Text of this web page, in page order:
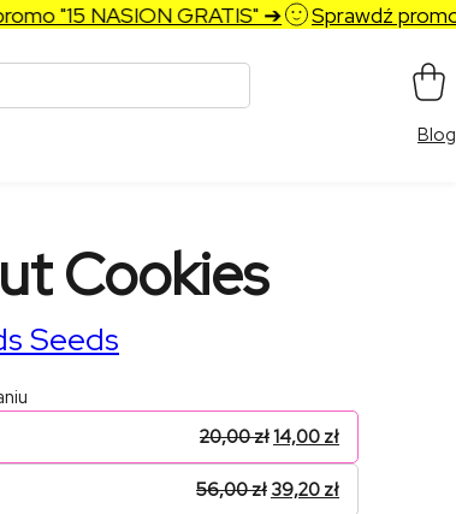
"15 NASION GRATIS" ➔ Sprawdź promo
Blog
Cookies
Seeds
20,00zł14,00 zł
56,00zł 39,20 zł